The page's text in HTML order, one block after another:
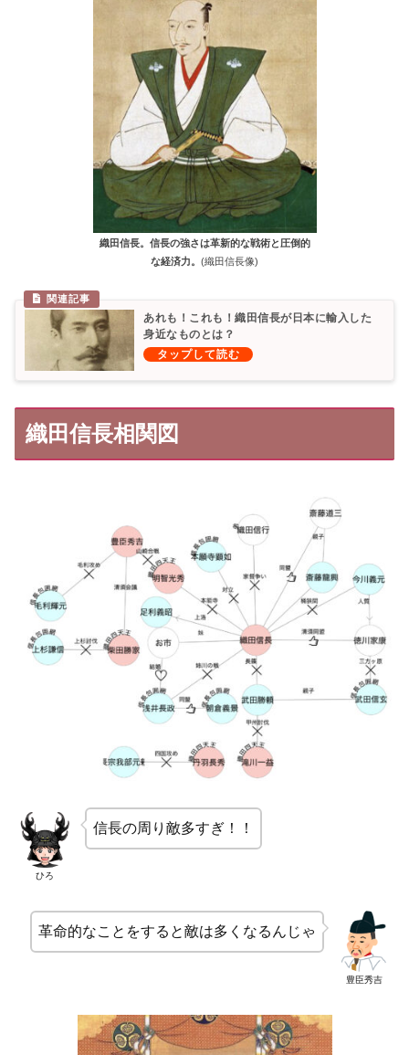
織田信長。信長の強さは革新的な戦術と圧倒的
な経済力。 (織田信長像)
あれも！これも！織田信長が日本に輸入した
身近なものとは？
織田信長相関図
ひろ
信長の周り敵多すぎ！！
豊臣秀吉
革命的なことをすると敵は多くなるんじゃ